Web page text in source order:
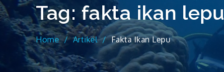
Tag: fakta ikan lepu
Home Artikel Fakta Ikan Lepu